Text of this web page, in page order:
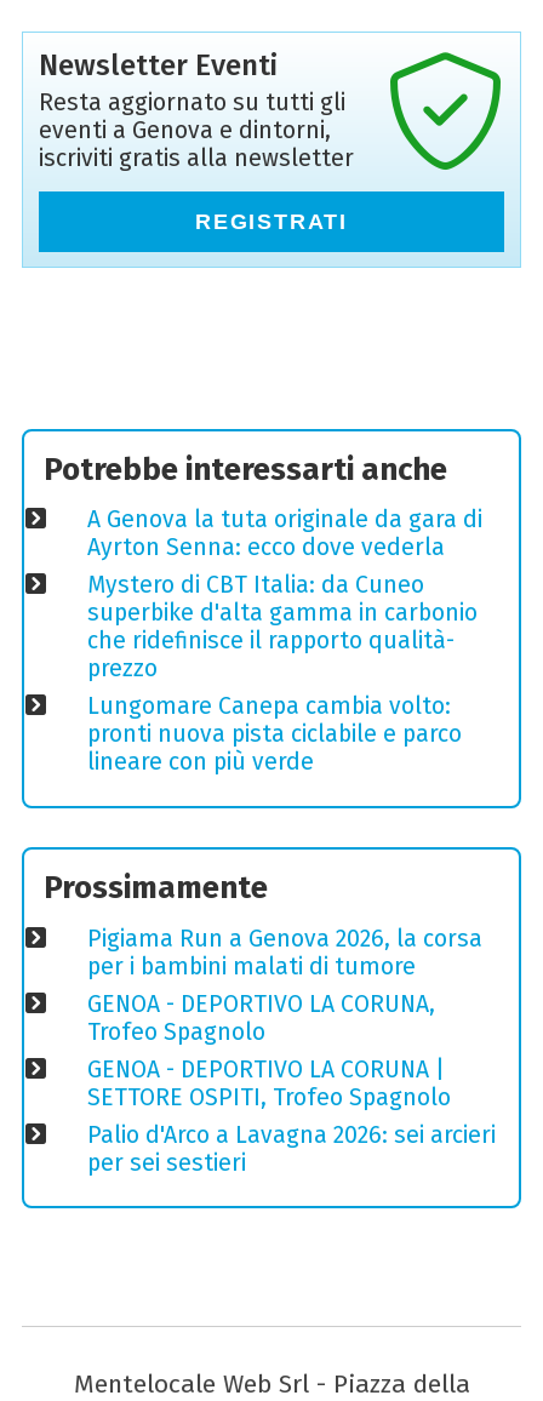
Newsletter Eventi
Resta aggiornato su tutti gli
eventi a Genova e dintorni,
iscriviti gratis alla newsletter
REGISTRATI
Potrebbe interessarti anche
A Genova la tuta originale da gara di
Ayrton Senna: ecco dove vederla
Mystero di CBT Italia: da Cuneo
superbike d'alta gamma in carbonio
che ridefinisce il rapporto qualità-
prezzo
Lungomare Canepa cambia volto:
pronti nuova pista ciclabile e parco
lineare con più verde
Prossimamente
Pigiama Run a Genova 2026, la corsa
per i bambini malati di tumore
GENOA - DEPORTIVO LA CORUNA,
Trofeo Spagnolo
GENOA - DEPORTIVO LA CORUNA |
SETTORE OSPITI, Trofeo Spagnolo
Palio d'Arco a Lavagna 2026: sei arcieri
per sei sestieri
Mentelocale Web Srl - Piazza della